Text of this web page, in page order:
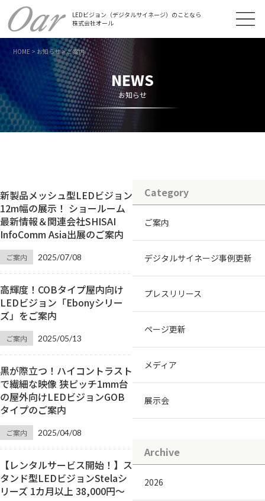
LEDビジョン（デジタルサイネージ）のことなら
株式会社オール
HOME > お知らせ>ご案内
NEWS
お知らせ
新製品メッシュ型LEDビジョン
12m幅の展示！ ショールーム
最新情報＆関連会社SHISAI
InfoComm Asia出展のご案内
ご案内 2025/07/08
高輝度！COBタイプ屋内向け
LEDビジョン「Ebonyシリー
ズ」をご案内
ご案内 2025/05/13
黒が際立つ！ハイコントラスト
で繊細な映像 狭ピッチ1mm台
の屋外向けLEDビジョンGOB
タイプのご案内
ご案内 2025/04/08
【レンタルサービス開始！】ス
タンド型LEDビジョンStelaシ
リーズ 1カ月以上 38,000円～
Category
ご案内
デジタルサイネージ事例更新
プレスリリース
ページ更新
メディア
展示会
Archive
2026